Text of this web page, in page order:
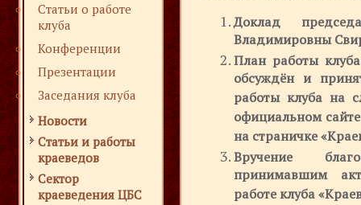
Статьи о работе
клуба
Конференции
Презентации
Заседания клуба
Новости
Статьи и работы
краеведов
Сектор
краеведения ЦБС
Доклад
Владимировны
План работы
обсуждён и
работы клуба на
официальном
на страничке
Вручение
принимавшим
работе клуба